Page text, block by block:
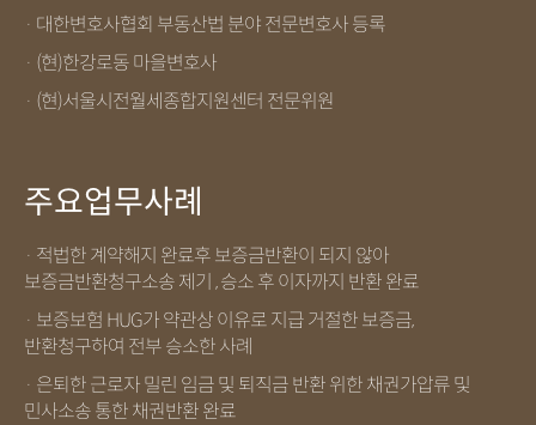
· 대한변호사협회 부동산법 분야 전문변호사 등록
· (현)한강로동 마을변호사
· (현)서울시전월세종합지원센터 전문위원
주요업무사례
· 적법한 계약해지 완료후 보증금반환이 되지 않아
보증금반환청구소송 제기 , 승소 후 이자까지 반환 완료
· 보증보험 HUG가 약관상 이유로 지급 거절한 보증금,
반환청구하여 전부 승소한 사례
· 은퇴한 근로자 밀린 임금 및 퇴직금 반환 위한 채권가압류 및
민사소송 통한 채권반환 완료